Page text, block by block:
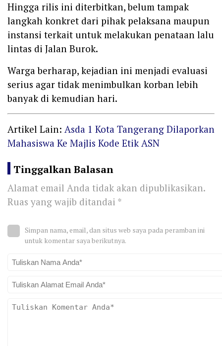
Hingga rilis ini diterbitkan, belum tampak
langkah konkret dari pihak pelaksana maupun
instansi terkait untuk melakukan penataan lalu
lintas di Jalan Burok.
Warga berharap, kejadian ini menjadi evaluasi
serius agar tidak menimbulkan korban lebih
banyak di kemudian hari.
Artikel Lain: Asda 1 Kota Tangerang Dilaporkan
Mahasiswa Ke Majlis Kode Etik ASN
Tinggalkan Balasan
Alamat email Anda tidak akan dipublikasikan.
Ruas yang wajib ditandai *
Simpan nama, email, dan situs web saya pada peramban ini
untuk komentar saya berikutnya.